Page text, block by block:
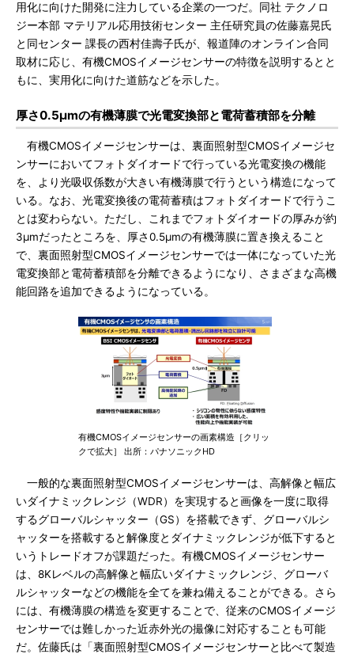
用化に向けた開発に注力している企業の一つだ。同社 テクノロ
ジー本部 マテリアル応用技術センター 主任研究員の佐藤嘉晃氏
と同センター 課長の西村佳壽子氏が、報道陣のオンライン合同
取材に応じ、有機CMOSイメージセンサーの特徴を説明するとと
もに、実用化に向けた道筋などを示した。
厚さ0.5μmの有機薄膜で光電変換部と電荷蓄積部を分離
有機CMOSイメージセンサーは、裏面照射型CMOSイメージセ
ンサーにおいてフォトダイオードで行っている光電変換の機能
を、より光吸収係数が大きい有機薄膜で行うという構造になって
いる。なお、光電変換後の電荷蓄積はフォトダイオードで行うこ
とは変わらない。ただし、これまでフォトダイオードの厚みが約
3μmだったところを、厚さ0.5μmの有機薄膜に置き換えること
で、裏面照射型CMOSイメージセンサーでは一体になっていた光
電変換部と電荷蓄積部を分離できるようになり、さまざまな高機
能回路を追加できるようになっている。
有機CMOSイメージセンサーの画素構造［クリッ
クで拡大］ 出所：パナソニックHD
一般的な裏面照射型CMOSイメージセンサーは、高解像と幅広
いダイナミックレンジ（WDR）を実現すると画像を一度に取得
するグローバルシャッター（GS）を搭載できず、グローバルシ
ャッターを搭載すると解像度とダイナミックレンジが低下すると
いうトレードオフが課題だった。有機CMOSイメージセンサー
は、8Kレベルの高解像と幅広いダイナミックレンジ、グローバ
ルシャッターなどの機能を全てを兼ね備えることができる。さら
には、有機薄膜の構造を変更することで、従来のCMOSイメージ
センサーでは難しかった近赤外光の撮像に対応することも可能
だ。佐藤氏は「裏面照射型CMOSイメージセンサーと比べて製造